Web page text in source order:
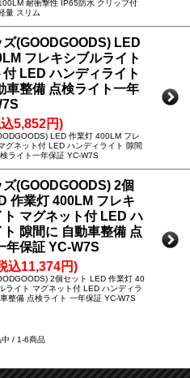
耐衝撃性 IP65防水 クリップ付
量 スリム
(GOODGOODS) LED
フレキシブルライト
LED ハンディライト
車整備 点検ライト一年
5,852円)
LED 作業灯 400LM フレ
グネット付 LED ハンディライト 隙間
ライト一年保証 YC-W7S
(GOODGOODS) 2個
作業灯 400LM フレキ
ト マグネット付 LED ハ
ト 隙間に 自動車整備 点
年保証 YC-W7S
込11,374円)
2個セット LED 作業灯 40
ライト マグネット付 LED ハンディラ
整備 点検ライト 一年保証 YC-W7S
中 / 1-6商品